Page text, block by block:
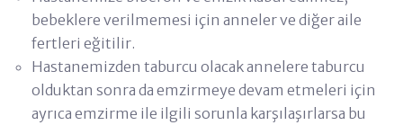
bebeklere verilmemesi için anneler ve diğer aile
fertleri eğitilir.
Hastanemizden taburcu olacak annelere taburcu
olduktan sonra da emzirmeye devam etmeleri için
ayrıca emzirme ile ilgili sorunla karşılaşırlarsa bu